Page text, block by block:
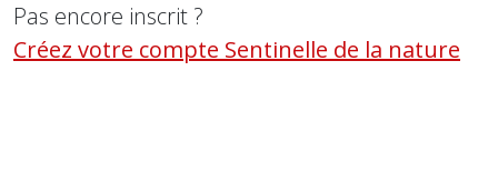
Pas encore inscrit ?
Créez votre compte Sentinelle de la nature